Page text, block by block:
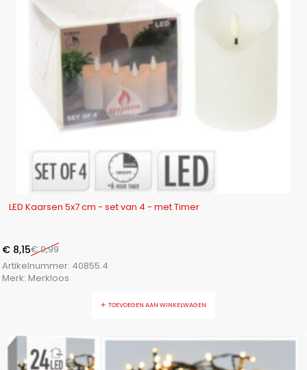
LED Kaarsen 5x7 cm - set van 4 - met Timer
€9,99
€ 8,15
Artikelnummer: 40855.4
Merk: Merkloos
TOEVOEGEN AAN WINKELWAGEN